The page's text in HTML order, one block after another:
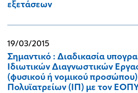
εξετάσεων
19/03/2015
Σημαντικό : Διαδικασία
Ιδιωτικών Διαγνωστικών
(φυσικού ή νομικού προσώπου)
Πολυϊατρείων (ΙΠ) με τον